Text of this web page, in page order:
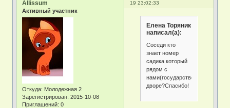
19 23:02:33
Allissum
Активный участник
Откуда: Молодежная 2
Зарегистрирован: 2015-10-08
Приглашений: 0
Елена Торяник
написал(а):
Соседи кто
знает номер
садика который
рядом с
нами(государственный)во
дворе?Спасибо!